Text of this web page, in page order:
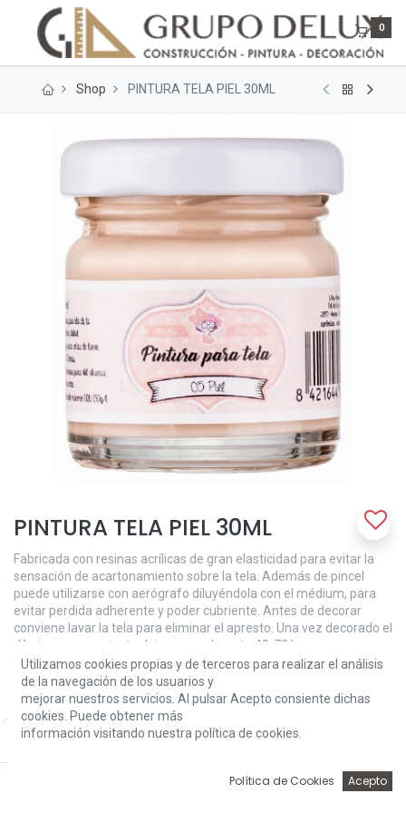
Price:
Add to Cart
0
Shop PINTURA TELA PIEL 30ML
PINTURA TELA PIEL 30ML
Fabricada con resinas acrílicas de gran elasticidad para evitar la
sensación de acartonamiento sobre la tela. Además de pincel
puede utilizarse con aerógrafo diluyéndola con el médium, para
evitar perdida adherente y poder cubriente. Antes de decorar
conviene lavar la tela para eliminar el apresto. Una vez decorado el
dibujo es conveniente dejar secar durante 48-72 horas para que
quede la pintura totalmente seca y poder lavar la prenda. La
pintura para tela Amelie es altamente resistente al lavado a mano
o máquina.
3,24€
Utilizamos cookies propias y de terceros para realizar el análisis
de la navegación de los usuarios y
mejorar nuestros servicios. Al pulsar Acepto consiente dichas
cookies. Puede obtener más
información visitando nuestra política de cookies.
Política de Cookies Acepto